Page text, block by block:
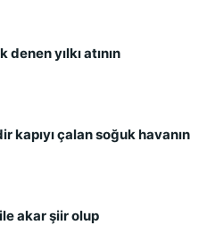
yılkı atının
kapıyı çalan soğuk havanın
akar şiir olup